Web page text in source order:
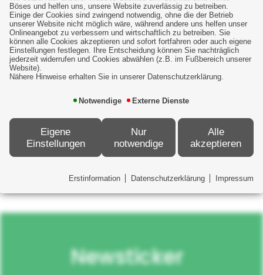
Böses und helfen uns, unsere Website zuverlässig zu betreiben.
Einige der Cookies sind zwingend notwendig, ohne die der Betrieb
unserer Website nicht möglich wäre, während andere uns helfen unser
Onlineangebot zu verbessern und wirtschaftlich zu betreiben. Sie
können alle Cookies akzeptieren und sofort fortfahren oder auch eigene
Einstellungen festlegen. Ihre Entscheidung können Sie nachträglich
jederzeit widerrufen und Cookies abwählen (z.B. im Fußbereich unserer
Website).
Nähere Hinweise erhalten Sie in unserer Datenschutzerklärung.
Notwendige Externe Dienste
Eigene
Einstellungen
Nur
notwendige
Alle
akzeptieren
Erstinformation Datenschutzerklärung Impressum
Weiterführende Informationen zu
diesem Thema finden Siehier
Newsticker